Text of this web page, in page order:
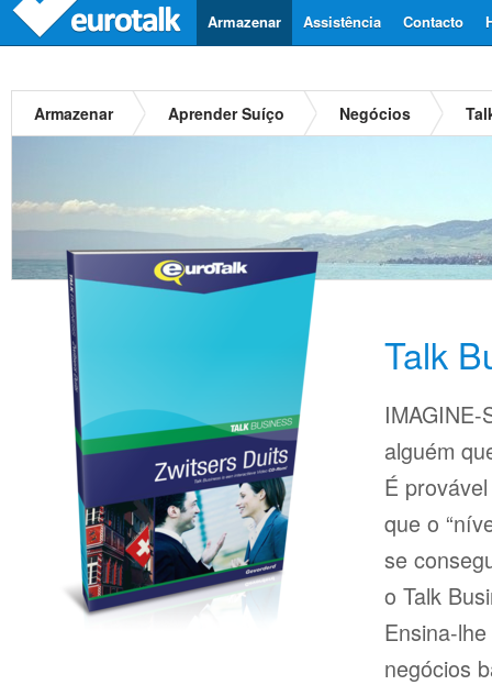
Contacto
Assistência
Armazenar
Armazenar Aprender Suíço Negócios
Talk
alguém
É
que o
se
o Talk
Ensina-
negócios